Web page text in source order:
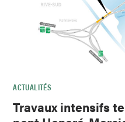
ACTUALITÉS
Travaux intensifs